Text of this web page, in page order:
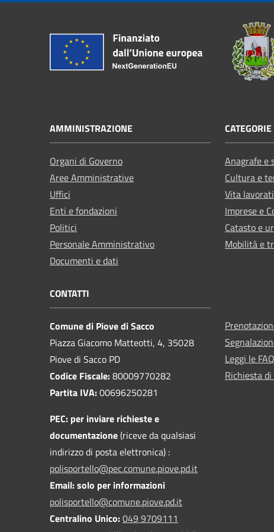
AMMINISTRAZIONE
Organi di Governo
Aree Amministrative
Uffici
Enti e fondazioni
Politici
Personale Amministrativo
Documenti e dati
Anagrafe e
Cultura e
Vita
Imprese e
Catasto e
Mobilità e
CONTATTI
Comune di Piove di Sacco
Piazza Giacomo Matteotti, 4, 35028
Piove di Sacco PD
Codice Fiscale:80009770282
Partita IVA:00696250281
PEC: per inviare richieste e
documentazione(riceve da qualsiasi
indirizzo di posta elettronica) :
polisportello@pec.comune.piove.pd.it
Email: solo per informazioni
polisportello@comune.piove.pd.it
Centralino Unico:049 9709111
Leggi le FAQ
Richiesta